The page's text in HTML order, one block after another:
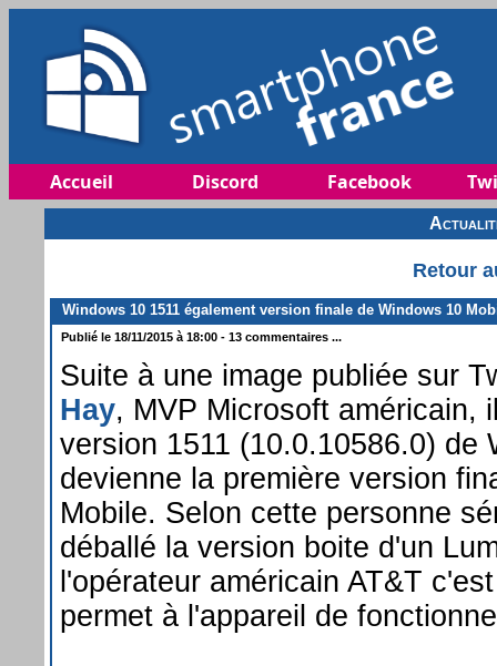
Accueil Discord Facebook
Retour
Windows 10 1511 également version finale de Windows 10
Publié le 18/11/2015 à 18:00 - 13 commentaires ...
Suite à une image publiée sur
Hay, MVP Microsoft américain,
version 1511 (10.0.10586.0) de
devienne la première version
Mobile. Selon cette personne
déballé la version boite d'un
l'opérateur américain AT&T
permet à l'appareil de